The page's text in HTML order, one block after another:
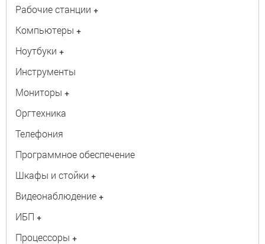
Рабочие станции +
Компьютеры +
Ноутбуки +
Инструменты
Мониторы +
Оргтехника
Телефония
Программное обеспечение
Шкафы и стойки +
Видеонаблюдение +
ИБП +
Процессоры +